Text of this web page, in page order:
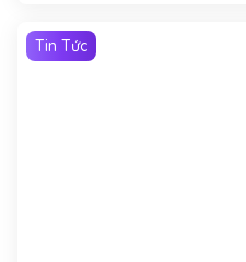
Tin Tức